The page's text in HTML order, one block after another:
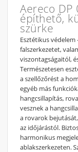
Aereco DP
építhető,
szürke
Esztétikus védelem
falszerkezetet,
viszontagságaitól,
Természetesen
a szellőzőrést a
egyéb más
hangcsillapítás,
vesznek a
a rovarok
az időjárástól.
harmonikus
ablakszerkezeten.